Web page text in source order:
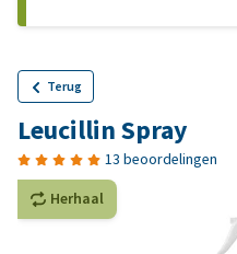
Terug
Leucillin Spray
13 beoordelingen
Herhaal